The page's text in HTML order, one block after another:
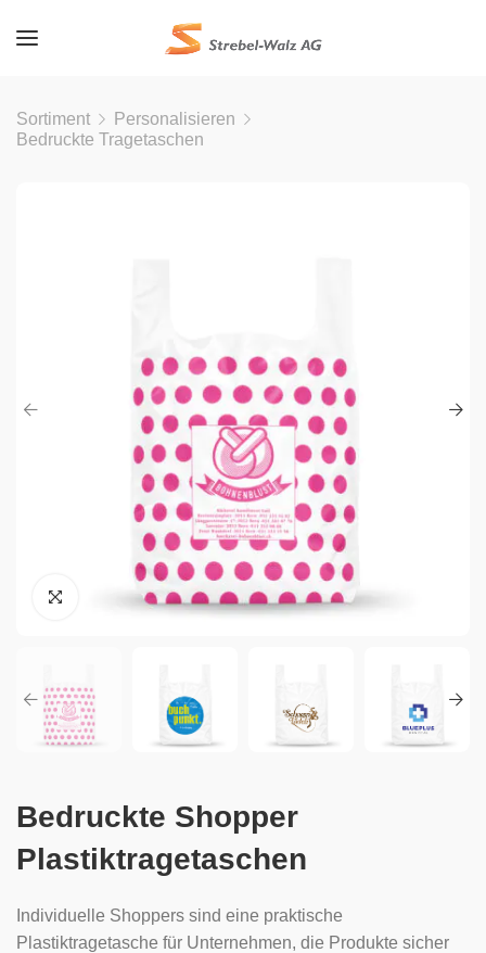
Sortiment
Personalisieren
Bedruckte Tragetaschen
Bedruckte Shopper
Plastiktragetaschen
Individuelle Shoppers sind eine praktische
Plastiktragetasche für Unternehmen, die Produkte sicher